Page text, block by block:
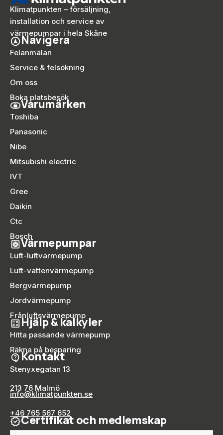
Klimatpunkten – försäljning,
installation och service av
värmepumpar i hela Skåne
Navigera
Felanmälan
Service & felsökning
Om oss
Boka platsbesök
Varumärken
Toshiba
Panasonic
Nibe
Mitsubishi electric
IVT
Gree
Daikin
Ctc
BoschVärmepumpar
Luft-luftvärmepump
Luft-vattenvärmepump
Bergvärmepump
Jordvärmepump
Frånluftsvärmepump
Hjälp & kalkyler
Hitta passande värmepump
Räkna på besparing
Kontakt
Stenyxegatan 13
213 76 Malmö
info@klimatpunkten.se
+46 765 567 652
Certifikat och medlemskap